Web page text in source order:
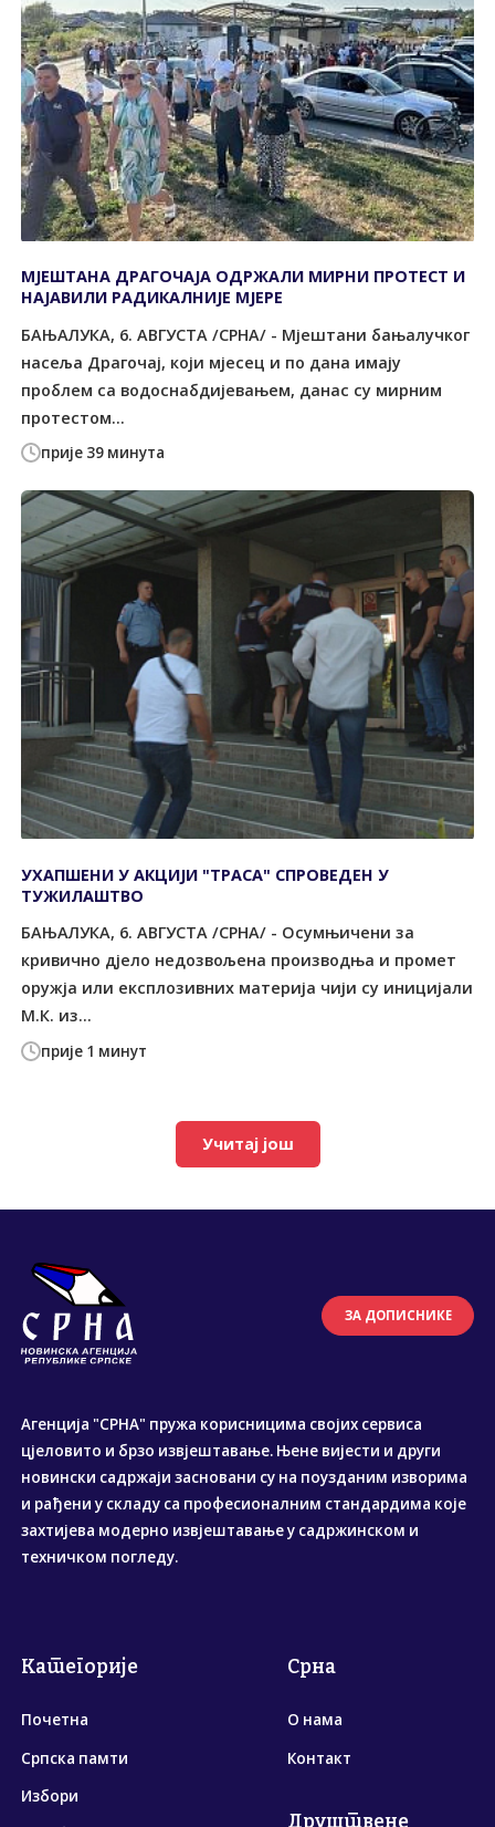
прије 39 минута
МЈЕШТАНА ДРАГОЧАЈА ОДРЖАЛИ МИРНИ ПРОТЕСТ И
НАЈАВИЛИ РАДИКАЛНИЈЕ МЈЕРЕ
БАЊАЛУКА, 6. АВГУСТА /СРНА/ - Мјештани бањалучког
насеља Драгочај, који мјесец и по дана имају
проблем са водоснабдијевањем, данас су мирним
протестом...
прије 1 минут
УХАПШЕНИ У АКЦИЈИ "ТРАСА" СПРОВЕДЕН У
ТУЖИЛАШТВО
БАЊАЛУКА, 6. АВГУСТА /СРНА/ - Осумњичени за
кривично дјело недозвољена производња и промет
оружја или експлозивних материја чији су иницијали
М.К. из...
Учитај још
ЗА ДОПИСНИКЕ
Агенција "СРНА" пружа корисницима својих сервиса
цјеловито и брзо извјештавање. Њене вијести и други
новински садржаји засновани су на поузданим изворима
и рађени у складу са професионалним стандардима које
захтијева модерно извјештавање у садржинском и
техничком погледу.
Категорије
Почетна
Српска памти
Избори
Срна
О нама
Контакт
Друштвене